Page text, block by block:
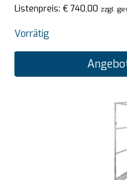
Listenpreis: € 740,00 zzgl.
Vorrätig